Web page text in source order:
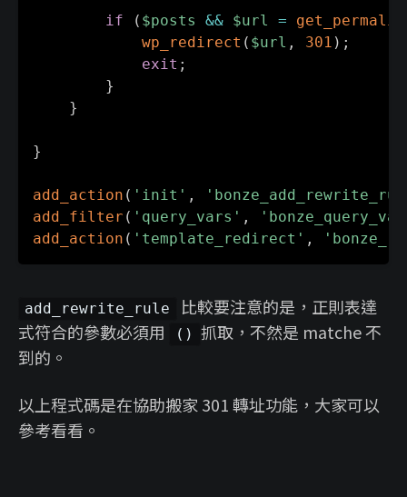
if ( $posts && $url =
wp_redirect ( $url , 301 ) ;
exit ;
}
}
}
add_action ( 'init' ,
add_filter ( 'query_vars' ,
add_action ( 'template_redirect' ,
add_rewrite_rule
比較要注意的是，正則表達
式符合的參數必須用
() 抓取，不然是 matche 不
到的。
以上程式碼是在協助搬家 301 轉址功能，大家可以
參考看看。